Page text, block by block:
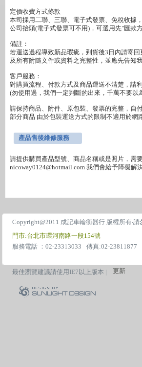
定價收費方式條款
本司採用二聯、三聯、電子式發票、免稅收據
公司抬頭(電子式發票可不用)，可選用先"匯款
備註：
若運送過程導致新品瑕疵，到貨後3日內請寄
及所有附隨文件或資料之完整性，並應先告知
客戶服務：
對購買流程、付款方式及商品運送不清楚，請
(勿使用過，我們一定判斷的出來，千萬不要以
請保持商品、附件、原包裝、發票的完整，自
部分商品 由於包裝運送方式的限制不適用於網
產品售後維修服務
請提供購買產品型號、商品名稱或是照片，需
Copyright@2011 成記車輪衡器行 版權所有‧請
門市:台北市環河南路一段154號
服務電話 ：02-23313033
傳真:02-23811877
最佳瀏覽建議請使用IE7以上版本 | 更新